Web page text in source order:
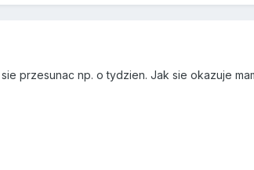
przesunac np. o tydzien. Jak sie okazuje